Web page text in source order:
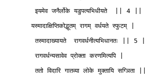
        इयमेव जनैर्लोके यडुपत्यभिधीयते  || 4 ||
       यस्मादाक्षिप्तिकोद्भूतम् रागम् वर्धयते स्फुटम् |
तस्मादाख्यायते  रागवर्धनीत्यभिधानतः || 5
        रागवर्धन्यसावेव प्रोक्ता करणमित्यपि |
ततो विदारि गातव्या लोके मुक्तायि सग्ञिता